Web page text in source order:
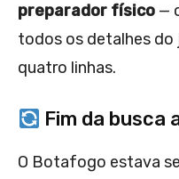
preparador físico —
todos os detalhes
quatro linhas.
Fim da busca
O Botafogo estava